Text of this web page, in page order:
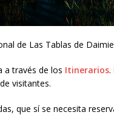
de Las Tablas de
a través de los Itinerarios.
visitantes.
que sí se necesita